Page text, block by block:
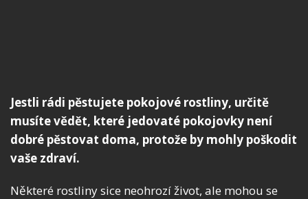
Jestli rádi pěstujete pokojové rostliny, určitě
musíte vědět, které jedovaté pokojovky není
dobré pěstovat doma, protože by mohly poškodit
vaše zdraví.
Některé rostliny sice neohrozí život, ale mohou se